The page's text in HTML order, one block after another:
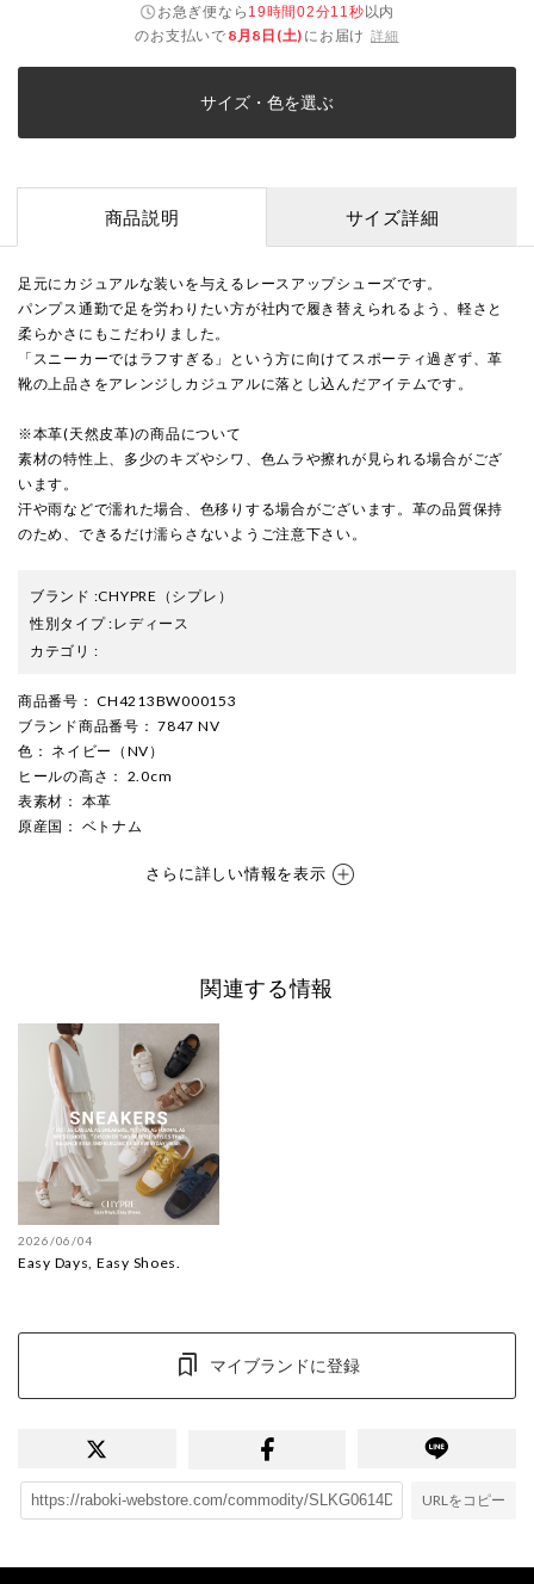
お急ぎ便なら 19時間02分10秒以内
のお支払いで 8月8日(土) にお届け 詳細
サイズ・色を選ぶ
商品説明 サイズ詳細
足元にカジュアルな装いを与えるレースアップシューズです。
パンプス通勤で足を労わりたい方が社内で履き替えられるよう、軽さと
柔らかさにもこだわりました。
「スニーカーではラフすぎる」という方に向けてスポーティ過ぎず、革
靴の上品さをアレンジしカジュアルに落とし込んだアイテムです。
※本革(天然皮革)の商品について
素材の特性上、多少のキズやシワ、色ムラや擦れが見られる場合がござ
います。
汗や雨などで濡れた場合、色移りする場合がございます。革の品質保持
のため、できるだけ濡らさないようご注意下さい。
ブランド :CHYPRE （シプレ）
性別タイプ:レディース
カテゴリ :
商品番号 ： CH4213BW000153
ブランド商品番号 ： 7847 NV
色 ： ネイビー（NV）
ヒールの高さ ： 2.0cm
表素材 ： 本革
原産国 ： ベトナム
さらに詳しい情報を表示
関連する情報
2026/06/04
Easy Days, Easy Shoes.
マイブランドに登録
URLをコピー